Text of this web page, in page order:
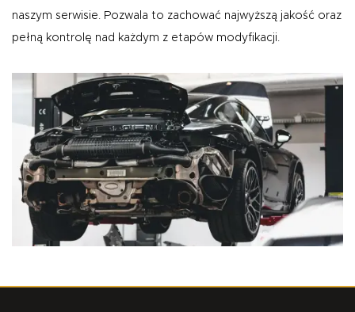
naszym serwisie. Pozwala to zachować najwyższą jakość oraz
pełną kontrolę nad każdym z etapów modyfikacji.